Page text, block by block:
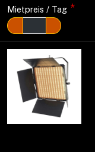
Mietpreis / Tag *